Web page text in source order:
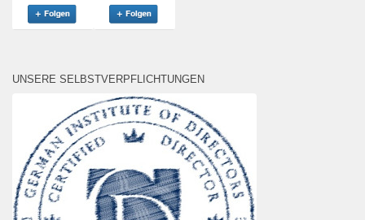
UNSERE SELBSTVERPFLICHTUNGEN